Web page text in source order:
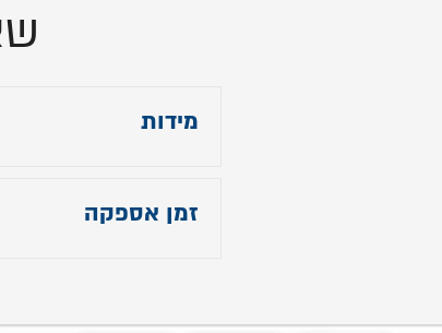
מידות
אורך: כ- 40 ס"מ
זמן אספקה